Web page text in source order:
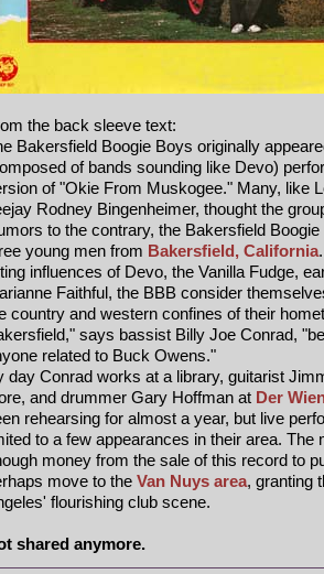
the back sleeve text:
Bakersfield Boogie Boys originally
of bands sounding like Devo)
of "Okie From Muskogee." Many, like
Rodney Bingenheimer, thought the
to the contrary, the Bakersfield
young men from Bakersfield, California.
influences of Devo, the Vanilla Fudge,
Faithful, the BBB consider
country and western confines of their
says bassist Billy Joe Conrad,
related to Buck Owens."
day Conrad works at a library, guitarist
and drummer Gary Hoffman at Der
rehearsing for almost a year, but live
to a few appearances in their area. The
money from the sale of this record to
move to the Van Nuys area, granting
flourishing club scene.
shared anymore.